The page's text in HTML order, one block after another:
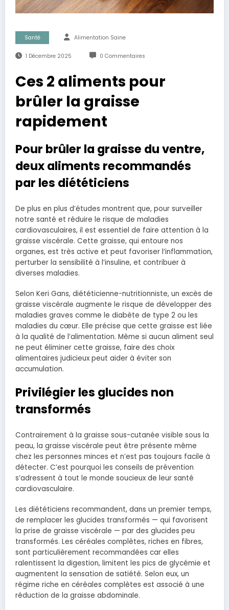
Santé Alimentation Saine
1 Décembre 2025 0 Commentaires
Ces 2 aliments pour
brûler la graisse
rapidement
Pour brûler la graisse du ventre,
deux aliments recommandés
par les diététiciens
De plus en plus d’études montrent que, pour surveiller
notre santé et réduire le risque de maladies
cardiovasculaires, il est essentiel de faire attention à la
graisse viscérale. Cette graisse, qui entoure nos
organes, est très active et peut favoriser l’inflammation,
perturber la sensibilité à l’insuline, et contribuer à
diverses maladies.
Selon Keri Gans, diététicienne-nutritionniste, un excès de
graisse viscérale augmente le risque de développer des
maladies graves comme le diabète de type 2 ou les
maladies du cœur. Elle précise que cette graisse est liée
à la qualité de l’alimentation. Même si aucun aliment seul
ne peut éliminer cette graisse, faire des choix
alimentaires judicieux peut aider à éviter son
accumulation.
Privilégier les glucides non
transformés
Contrairement à la graisse sous-cutanée visible sous la
peau, la graisse viscérale peut être présente même
chez les personnes minces et n’est pas toujours facile à
détecter. C’est pourquoi les conseils de prévention
s’adressent à tout le monde soucieux de leur santé
cardiovasculaire.
Les diététiciens recommandent, dans un premier temps,
de remplacer les glucides transformés — qui favorisent
la prise de graisse viscérale — par des glucides peu
transformés. Les céréales complètes, riches en fibres,
sont particulièrement recommandées car elles
ralentissent la digestion, limitent les pics de glycémie et
augmentent la sensation de satiété. Selon eux, un
régime riche en céréales complètes est associé à une
réduction de la graisse abdominale.